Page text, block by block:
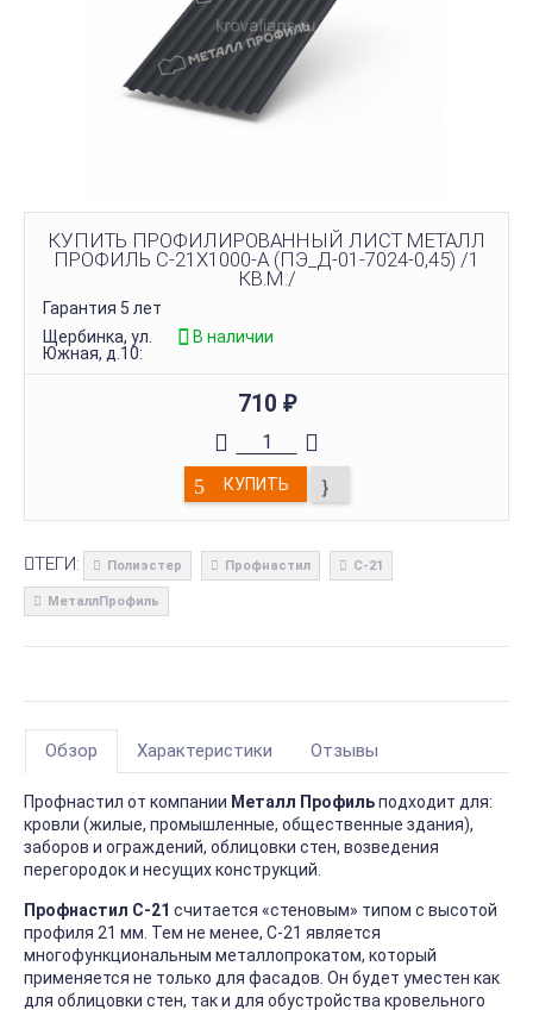
КУПИТЬ ПРОФИЛИРОВАННЫЙ ЛИСТ МЕТАЛЛ
ПРОФИЛЬ С-21Х1000-A (ПЭ_Д-01-7024-0,45) /1
КВ.М./
Гарантия 5 лет
Щербинка, ул.
Южная, д.10:
В наличии
710 ₽
КУПИТЬ
ТЕГИ: Полиэстер Профнастил С-21
МеталлПрофиль
Обзор Характеристики Отзывы
Профнастил от компании Металл Профильподходит для:
кровли (жилые, промышленные, общественные здания),
заборов и ограждений, облицовки стен, возведения
перегородок и несущих конструкций.
Профнастил С-21 считается «стеновым» типом с высотой
профиля 21 мм. Тем не менее, С-21 является
многофункциональным металлопрокатом, который
применяется не только для фасадов. Он будет уместен как
для облицовки стен, так и для обустройства кровельного